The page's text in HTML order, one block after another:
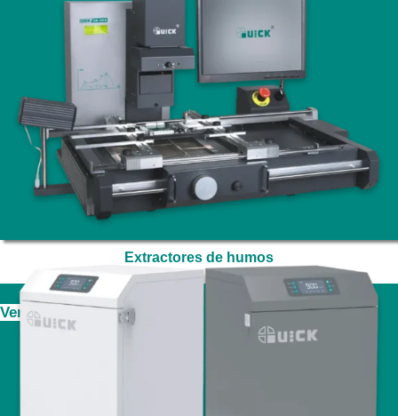
Extractores de humos
Ver más información